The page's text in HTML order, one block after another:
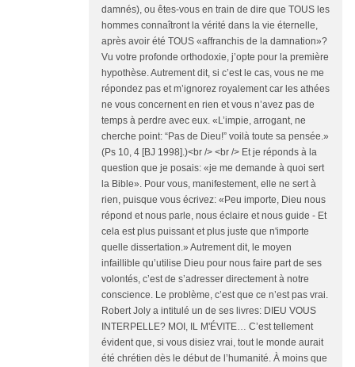
damnés), ou êtes-vous en train de dire que TOUS les
hommes connaîtront la vérité dans la vie éternelle,
après avoir été TOUS «affranchis de la damnation»?
Vu votre profonde orthodoxie, j’opte pour la première
hypothèse. Autrement dit, si c’est le cas, vous ne me
répondez pas et m’ignorez royalement car les athées
ne vous concernent en rien et vous n’avez pas de
temps à perdre avec eux. «L’impie, arrogant, ne
cherche point: “Pas de Dieu!” voilà toute sa pensée.»
(Ps 10, 4 [BJ 1998].)<br /> <br /> Et je réponds à la
question que je posais: «je me demande à quoi sert
la Bible». Pour vous, manifestement, elle ne sert à
rien, puisque vous écrivez: «Peu importe, Dieu nous
répond et nous parle, nous éclaire et nous guide - Et
cela est plus puissant et plus juste que n'importe
quelle dissertation.» Autrement dit, le moyen
infaillible qu’utilise Dieu pour nous faire part de ses
volontés, c’est de s’adresser directement à notre
conscience. Le problème, c’est que ce n’est pas vrai.
Robert Joly a intitulé un de ses livres: DIEU VOUS
INTERPELLE? MOI, IL M'ÉVITE… C’est tellement
évident que, si vous disiez vrai, tout le monde aurait
été chrétien dès le début de l’humanité. À moins que